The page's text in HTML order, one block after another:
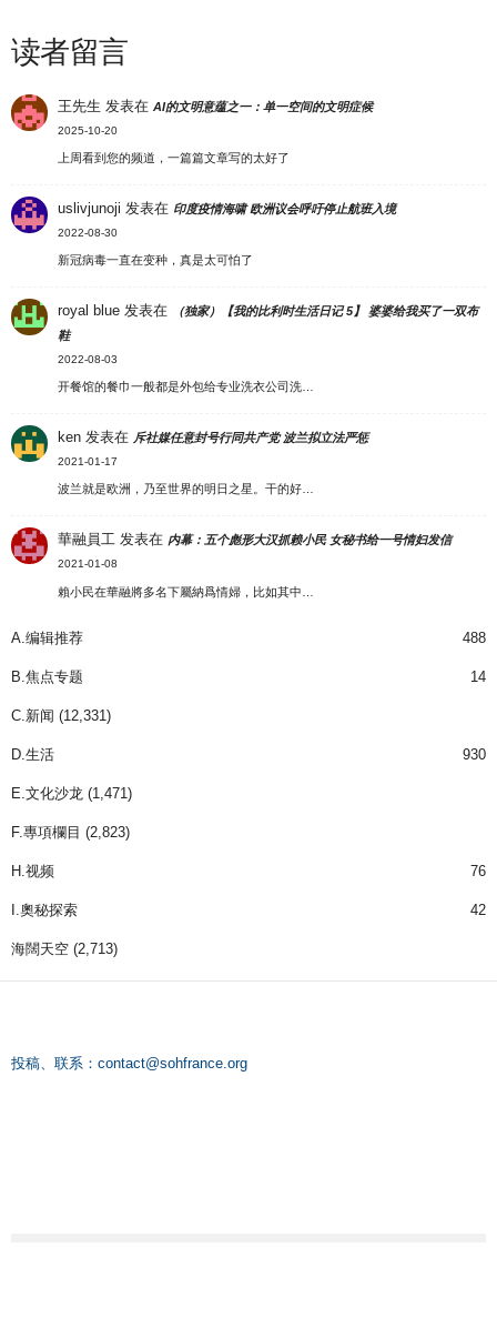
读者留言
王先生 发表在AI的文明意蕴之一：单一空间的文明症候
2025-10-20
上周看到您的频道，一篇篇文章写的太好了
uslivjunoji 发表在 印度疫情海啸 欧洲议会呼吁停止航班入境
2022-08-30
新冠病毒一直在变种，真是太可怕了
royal blue 发表在
（独家）【我的比利时生活日记 5】 婆婆给我买了一双布
鞋
2022-08-03
开餐馆的餐巾一般都是外包给专业洗衣公司洗…
ken 发表在 斥社媒任意封号行同共产党 波兰拟立法严惩
2021-01-17
波兰就是欧洲，乃至世界的明日之星。干的好…
華融員工 发表在 内幕：五个彪形大汉抓赖小民 女秘书给一号情妇发信
2021-01-08
賴小民在華融將多名下屬納爲情婦，比如其中…
A.编辑推荐 488
B.焦点专题 14
C.新闻 (12,331)
D.生活 930
E.文化沙龙 (1,471)
F.專項欄目 (2,823)
H.视频 76
I.奧秘探索 42
海闊天空 (2,713)
投稿、联系： contact@sohfrance.org